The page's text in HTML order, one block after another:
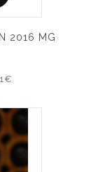
2016 MG